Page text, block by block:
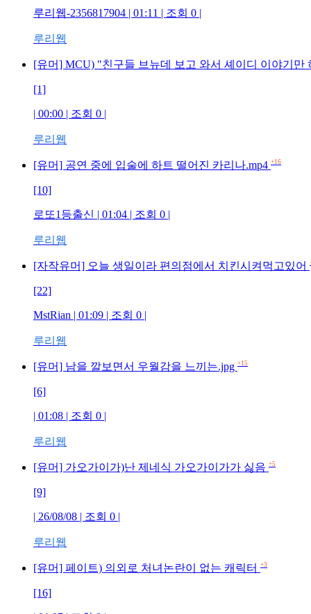
루리웹-2356817904 | 01:11 | 조회 0 |
루리웹
[유머] MCU) "친구들 브뉴데 보고 와서 셰이디 이야기만
[1]
| 00:00 | 조회 0 |
루리웹
[유머] 공연 중에 입술에 하트 떨어진 카리나.mp4 +16
[10]
로또1등출신 | 01:04 | 조회 0 |
루리웹
[자작유머] 오늘 생일이라 편의점에서 치킨시켜먹고있어
[22]
MstRian | 01:09 | 조회 0 |
루리웹
[유머] 남을 깔보면서 우월감을 느끼는.jpg +15
[6]
| 01:08 | 조회 0 |
루리웹
[유머] 가오가이가)난 제네식 가오가이가가 싫음 +5
[9]
| 26/08/08 | 조회 0 |
루리웹
[유머] 페이트) 의외로 처녀논란이 없는 캐릭터 +3
[16]